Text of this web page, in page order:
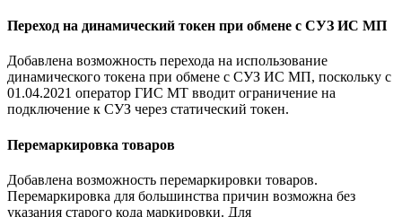
Переход на динамический токен при обмене с СУЗ ИС МП
Добавлена возможность перехода на использование
динамического токена при обмене с СУЗ ИС МП, поскольку с
01.04.2021 оператор ГИС МТ вводит ограничение на
подключение к СУЗ через статический токен.
Перемаркировка товаров
Добавлена возможность перемаркировки товаров.
Перемаркировка для большинства причин возможна без
указания старого кода маркировки. Для